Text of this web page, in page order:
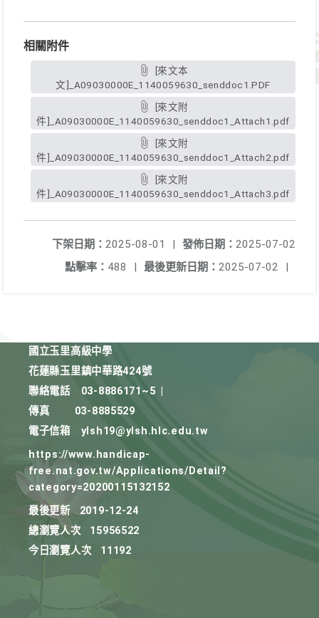
相關附件
文]_A09030000E_1140059630_senddoc1.PDF
件]_A09030000E_1140059630_senddoc1_Attach1.pdf
件]_A09030000E_1140059630_senddoc1_Attach2.pdf
件]_A09030000E_1140059630_senddoc1_Attach3.pdf
發佈日期： 2025-07-02
下架日期： 2025-08-01
|
最後更新日期： 2025-07-02 |
點擊率： 488 |
國立玉里高級中學
花蓮縣玉里鎮中華路424號
聯絡電話
03-8886171~5
傳真
03-8885529
電子信箱
ylsh19@ylsh.hlc.edu.tw
https://www.handicap-
free.nat.gov.tw/Applications/Detail?
category=20200115132152
最後更新
2019-12-24
總瀏覽人次
15956522
今日瀏覽人次
11192